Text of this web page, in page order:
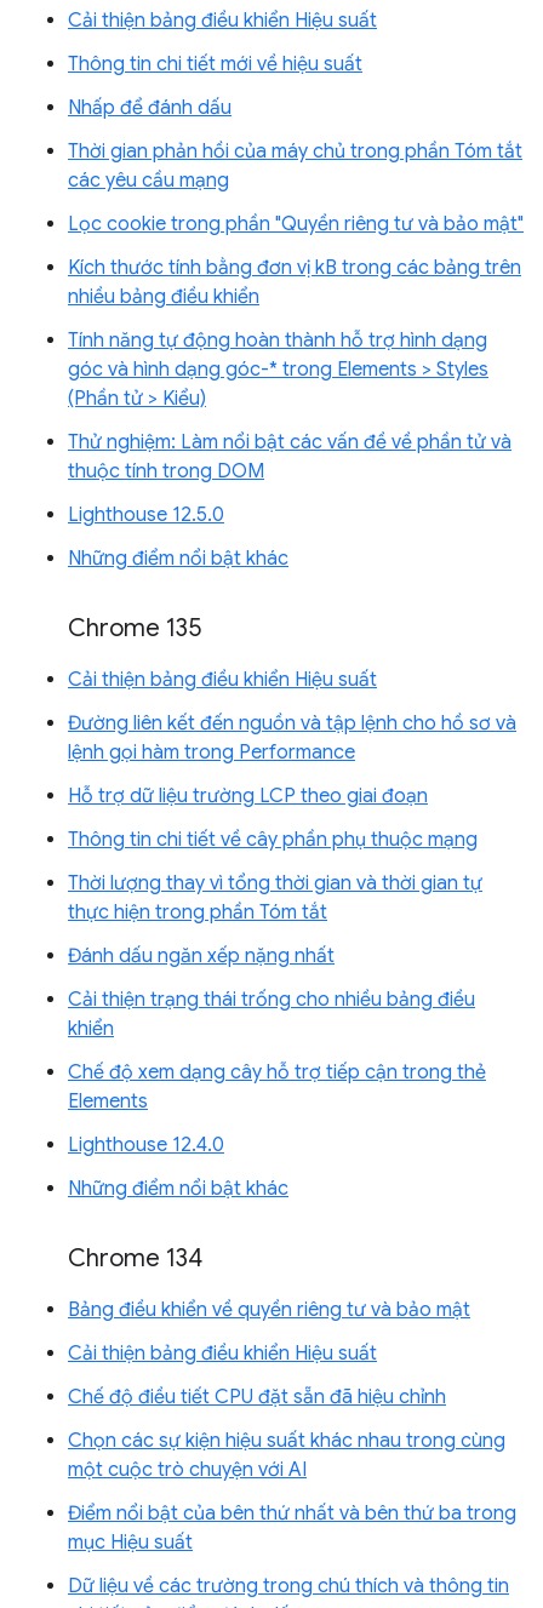
Cải thiện bảng điều khiển Hiệu suất
Thông tin chi tiết mới về hiệu suất
Nhấp để đánh dấu
Thời gian phản hồi của máy chủ trong phần Tóm tắt
các yêu cầu mạng
Lọc cookie trong phần "Quyền riêng tư và bảo mật"
Kích thước tính bằng đơn vị kB trong các bảng trên
nhiều bảng điều khiển
Tính năng tự động hoàn thành hỗ trợ hình dạng
góc và hình dạng góc-* trong Elements > Styles
(Phần tử > Kiểu)
Thử nghiệm: Làm nổi bật các vấn đề về phần tử và
thuộc tính trong DOM
Lighthouse 12.5.0
Những điểm nổi bật khác
Chrome 135
Cải thiện bảng điều khiển Hiệu suất
Đường liên kết đến nguồn và tập lệnh cho hồ sơ và
lệnh gọi hàm trong Performance
Hỗ trợ dữ liệu trường LCP theo giai đoạn
Thông tin chi tiết về cây phần phụ thuộc mạng
Thời lượng thay vì tổng thời gian và thời gian tự
thực hiện trong phần Tóm tắt
Đánh dấu ngăn xếp nặng nhất
Cải thiện trạng thái trống cho nhiều bảng điều
khiển
Chế độ xem dạng cây hỗ trợ tiếp cận trong thẻ
Elements
Lighthouse 12.4.0
Những điểm nổi bật khác
Chrome 134
Bảng điều khiển về quyền riêng tư và bảo mật
Cải thiện bảng điều khiển Hiệu suất
Chế độ điều tiết CPU đặt sẵn đã hiệu chỉnh
Chọn các sự kiện hiệu suất khác nhau trong cùng
một cuộc trò chuyện với AI
Điểm nổi bật của bên thứ nhất và bên thứ ba trong
mục Hiệu suất
Dữ liệu về các trường trong chú thích và thông tin